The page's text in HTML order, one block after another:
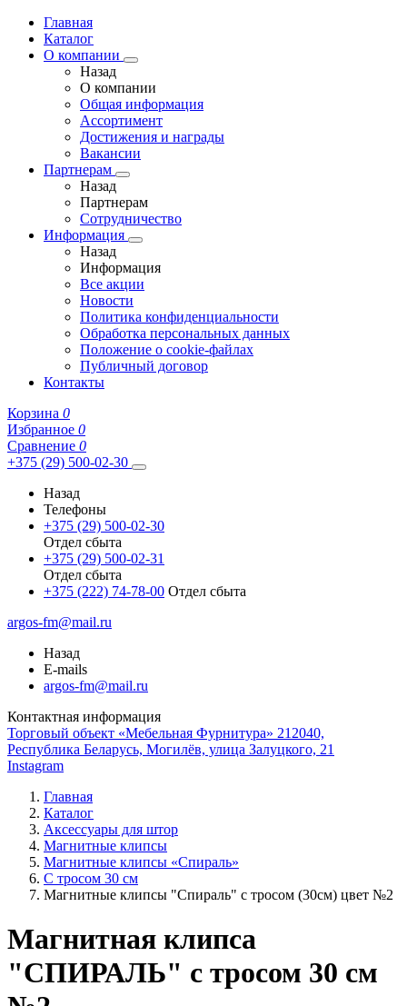
Главная
Каталог
О компании
Назад
О компании
Общая информация
Ассортимент
Достижения и награды
Вакансии
Партнерам
Назад
Партнерам
Сотрудничество
Информация
Назад
Информация
Все акции
Новости
Политика конфиденциальности
Обработка персональных данных
Положение о cookie-файлах
Публичный договор
Контакты
Корзина 0
Избранное 0
Сравнение 0
+375 (29) 500-02-30
Назад
Телефоны
+375 (29) 500-02-30
Отдел сбыта
+375 (29) 500-02-31
Отдел сбыта
+375 (222) 74-78-00 Отдел сбыта
argos-fm@mail.ru
Назад
E-mails
argos-fm@mail.ru
Контактная информация
Торговый объект «Мебельная Фурнитура» 212040,
Республика Беларусь, Могилёв, улица Залуцкого, 21
Instagram
Главная
Каталог
Аксессуары для штор
Магнитные клипсы
Магнитные клипсы «Спираль»
С тросом 30 см
Магнитные клипсы "Спираль" с тросом (30см) цвет №2
Магнитная клипса
"СПИРАЛЬ" с тросом 30 см